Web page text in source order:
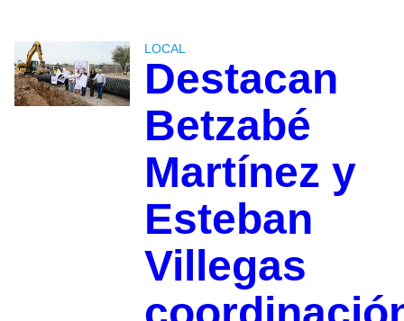
LOCAL
Destacan
Betzabé
Martínez y
Esteban
Villegas